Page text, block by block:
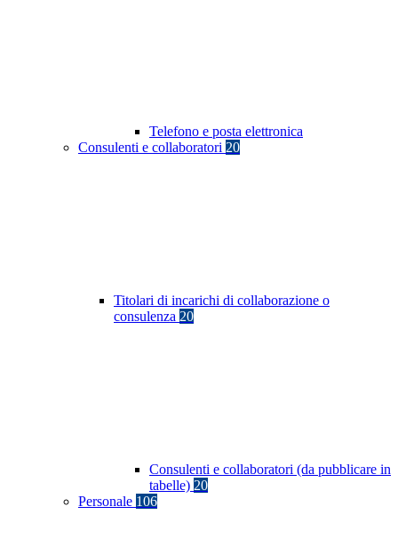
Telefono e posta elettronica
Consulenti e collaboratori 20
Titolari di incarichi di collaborazione o
consulenza 20
Consulenti e collaboratori (da pubblicare in
tabelle) 20
Personale 106